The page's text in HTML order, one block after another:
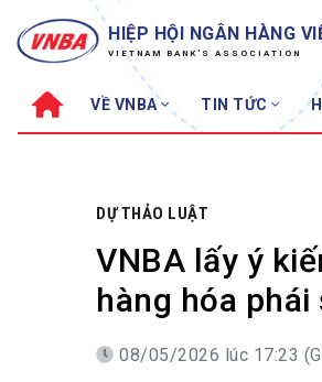
HIỆP HỘI NGÂN HÀNG
VIETNAM BANK'S ASSOCIATION
VỀ VNBA TIN TỨC
Sơ đồ tổ chức
Hội đồng Hiệp hội
Cơ quan Thường trực
DỰ THẢO LUẬT
VNBA lấy ý
hàng hóa phái
08/05/2026 lúc 17:23